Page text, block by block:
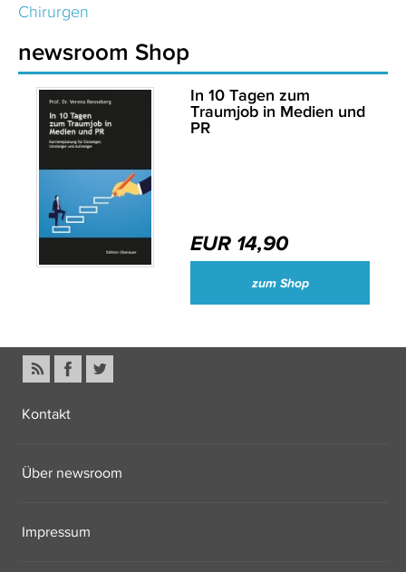
Chirurgen
newsroom Shop
In 10 Tagen zum
Traumjob in Medien und
PR
EUR 14,90
zum Shop
Kontakt
Über newsroom
Impressum